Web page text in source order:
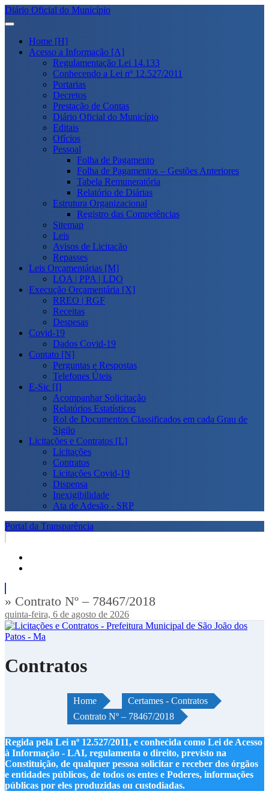
Diário Oficial do Município
Home [H]
Acesso a Informação [A]
Regulamentação Lei 14.133
Conhecendo a Lei nº 12.527/2011
Portarias
Decretos
Prestação de Contas
Diário Oficial do Município
Editais
Ofícios
Pessoal
Folha de Pagamento
Folha de Pagamentos – Gestões Anteriores
Tabela Remuneratória
Relatório de Diárias
Estrutura Organizacional
Registro das Competências
Sitemap
Leis
Avisos de Licitação
Repasses
Leis Orçamentárias [M]
LOA | PPA | LDO
Execução Orçamentária [X]
RREO | RGF
Receitas
Despesas
Covid-19
Dados Covid-19
Contato [N]
Perguntas e Respostas
Telefones Úteis
E-Sic [I]
Acompanhar Solicitação
Relatórios Estatísticos
Rol de Documentos Classificados em cada Grau de
Sigilo
Licitações e Contratos [L]
Licitações
Contratos
Licitações Covid-19
Dispensa
Inexigibilidade
Ata de Adesão - SRP
Portal da Transparência
» Contrato Nº – 78467/2018
quinta-feira, 6 de agosto de 2026
Contratos
Home
Certames - Contratos
Contrato Nº – 78467/2018
Regida pela Lei nº 12.527/2011, e conhecida como Lei de Acesso
à Informação - LAI, regulamenta o direito, previsto na
Constituição, de qualquer pessoa solicitar e receber dos órgãos
e entidades públicos, de todos os entes e Poderes, informações
públicas por eles produzidas ou custodiadas.